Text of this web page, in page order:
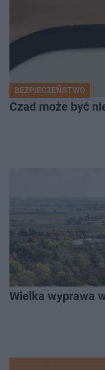
BEZPIECZEŃSTWO
Czad może być
Wielka wyprawa